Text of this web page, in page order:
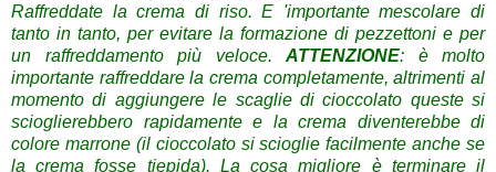
Raffreddate la crema di riso.E 'importante mescolare di
tanto in tanto, per evitare la formazione di pezzettoni e per
un raffreddamento più veloce. ATTENZIONE: è molto
importante raffreddare la crema completamente, altrimenti al
momento di aggiungere le scaglie di cioccolato queste si
scioglierebbero rapidamente e la crema diventerebbe di
colore marrone (il cioccolato si scioglie facilmente anche se
la crema fosse tiepida). La cosa migliore è terminare il